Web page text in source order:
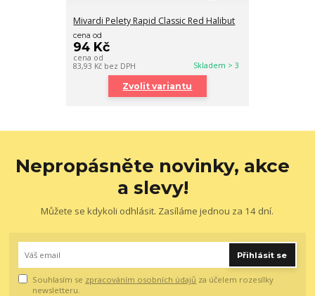
Mivardi Pelety Rapid Classic Red Halibut
cena od
94 Kč
cena od
83,93 Kč bez DPH Skladem > 3
Zvolit variantu
Nepropásněte novinky, akce
a slevy!
Můžete se kdykoli odhlásit. Zasíláme jednou za 14 dní.
Přihlásit se
Souhlasím se zpracováním osobních údajů za účelem rozesílky
newsletteru.